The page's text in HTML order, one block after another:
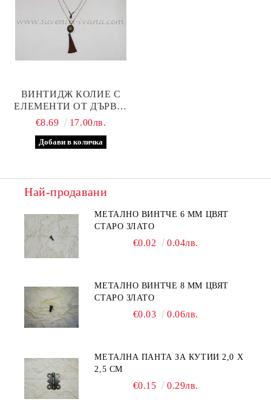
ВИНТИДЖ КОЛИЕ С
ЕЛЕМЕНТИ ОТ ДЪРВО,
МЕТАЛ И ТЕКСТИЛ,
€8.69 17.00лв.
Най-продавани
МЕТАЛНО ВИНТЧЕ 6 ММ ЦВЯТ
СТАРО ЗЛАТО
€0.02 0.04лв.
МЕТАЛНО ВИНТЧЕ 8 ММ ЦВЯТ
СТАРО ЗЛАТО
€0.03 0.06лв.
МЕТАЛНА ПАНТА ЗА КУТИИ 2,0 Х
2,5 СМ
€0.15 0.29лв.